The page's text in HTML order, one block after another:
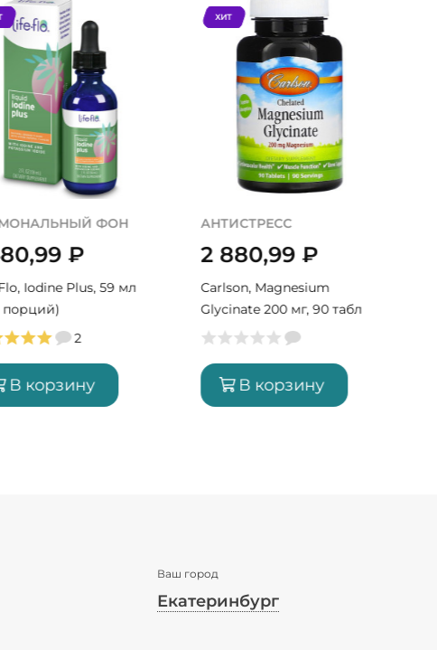
ФОН
₽
Iodine Plus, 59 мл
порций)
2
В корзину
ХИТ
АНТИСТРЕСС
2 880,99₽
Carlson, Magnesium
Glycinate 200 мг, 90 табл
(90 порций)
В корзину
Ваш город
Екатеринбург